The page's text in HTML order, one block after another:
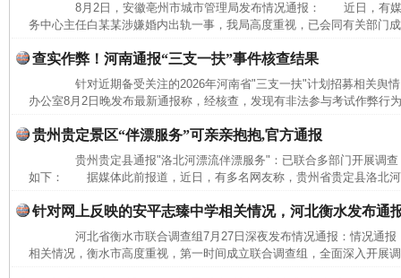
8月2日，安徽亳州市城市管理局发布情况通报： 近日，有媒
务中心主任白某某涉嫌婚内出轨一事，我局高度重视，已会同有关部门
查实作弊！河南通报“三支一扶”事件核查结果
针对近期备受关注的2026年河南省"三支一扶"计划招募相关舆
办公室8月2日晚发布最新通报称，经核查，发现有非法参与考试作弊行
贵州贵定景区“伴漂服务”可亲亲抱抱,官方通报
贵州贵定县通报"洛北河漂流伴漂服务"：已联合多部门开展调查
如下： 据媒体此前报道，近日，有多名网友称，贵州省贵定县洛北
针对网上反映的安平志臻中学相关情况，河北衡水发布通
河北省衡水市联合调查组7月27日深夜发布情况通报：情况通
相关情况，衡水市高度重视，第一时间成立联合调查组，全面深入开展